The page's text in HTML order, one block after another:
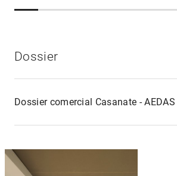
Dossier
Dossier comercial Casanate -